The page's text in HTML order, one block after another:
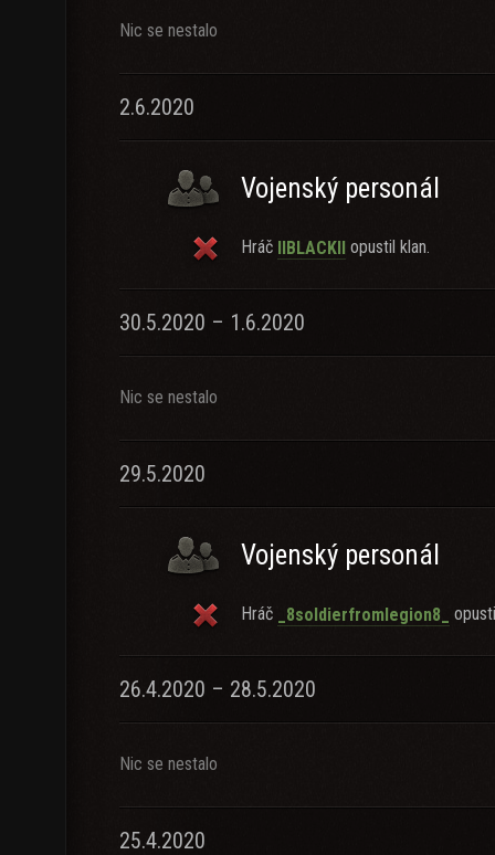
Nic se nestalo
2.6.2020
Vojenský personál
Hráč llBLACKll opustil klan.
30.5.2020 – 1.6.2020
Nic se nestalo
29.5.2020
Vojenský personál
Hráč _8soldierfromlegion8_
26.4.2020 – 28.5.2020
Nic se nestalo
25.4.2020